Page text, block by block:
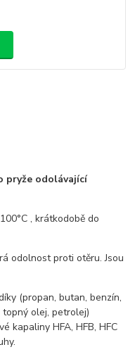
pryže odolávající
, krátkodobě do
odolnost proti otěru. Jsou
(propan, butan, benzín,
olej, petrolej)
kapaliny HFA, HFB, HFC